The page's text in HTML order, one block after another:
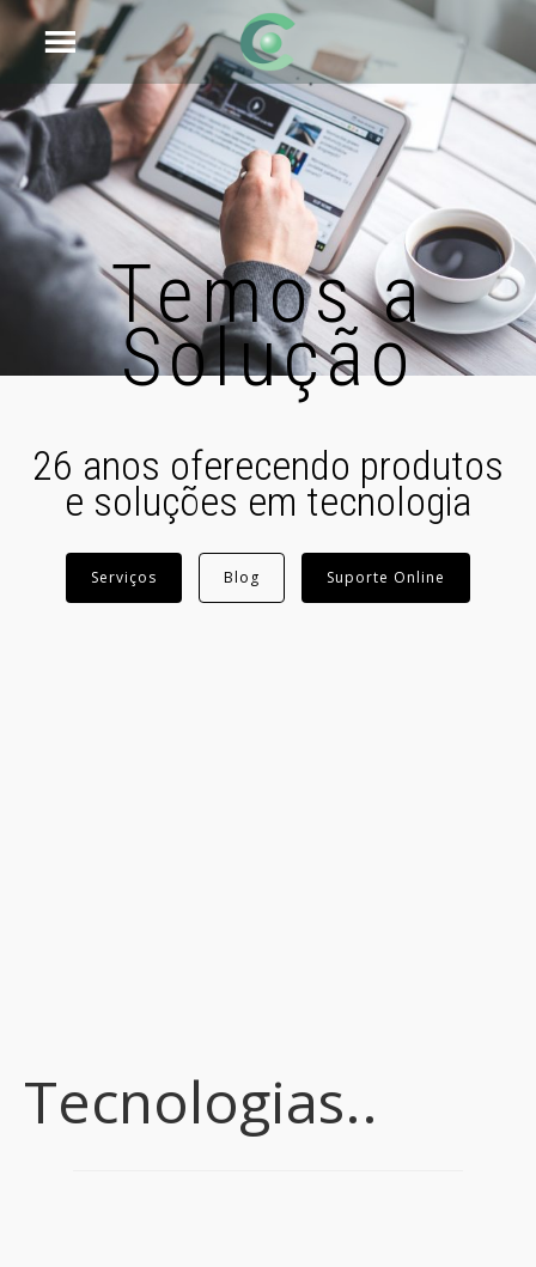
Temos a
Solução
26 anos oferecendo produtos
e soluções em tecnologia
Serviços Blog Suporte Online
Tecnologias..